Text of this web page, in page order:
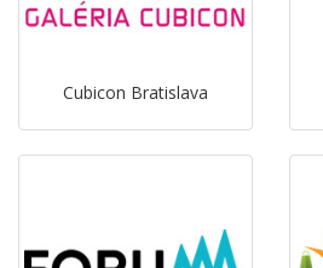
Cubicon Bratislava